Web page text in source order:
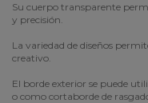
Su cuerpo transparente
y precisión.
La variedad de diseños
creativo.
El borde exterior se puede
o como cortaborde de